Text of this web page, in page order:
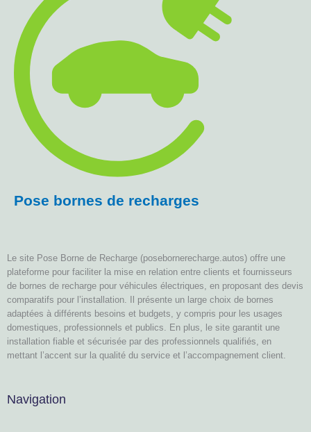
Pose bornes de recharges
Le site Pose Borne de Recharge (posebornerecharge.autos) offre une
plateforme pour faciliter la mise en relation entre clients et fournisseurs
de bornes de recharge pour véhicules électriques, en proposant des devis
comparatifs pour l’installation. Il présente un large choix de bornes
adaptées à différents besoins et budgets, y compris pour les usages
domestiques, professionnels et publics. En plus, le site garantit une
installation fiable et sécurisée par des professionnels qualifiés, en
mettant l’accent sur la qualité du service et l’accompagnement client.
Navigation